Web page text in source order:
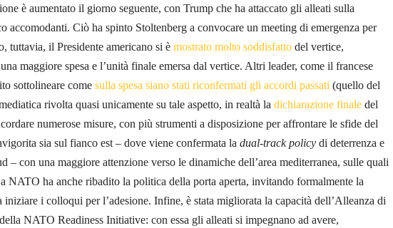
è aumentato il giorno seguente, con Trump che ha attaccato gli alleati sulla
accomodanti. Ciò ha spinto Stoltenberg a convocare un meeting di emergenza per
tuttavia, il Presidente americano si è mostrato molto soddisfatto del vertice,
maggiore spesa e l’unità finale emersa dal vertice. Altri leader, come il francese
sottolineare come sulla spesa siano stati riconfermati gli accordi passati (quello del
rivolta quasi unicamente su tale aspetto, in realtà la dichiarazione finale del
numerose misure, con più strumenti a disposizione per affrontare le sfide del
sia sul fianco est – dove viene confermata la dual-track policy di deterrenza e
– con una maggiore attenzione verso le dinamiche dell’area mediterranea, sulle quali
NATO ha anche ribadito la politica della porta aperta, invitando formalmente la
i colloqui per l’adesione. Infine, è stata migliorata la capacità dell’Alleanza di
NATO Readiness Initiative: con essa gli alleati si impegnano ad avere,